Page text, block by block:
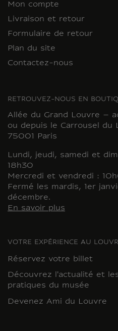
Mon compte
Livraison et retour
Formulaire de retour
Plan du site
Contactez-nous
RETROUVEZ-NOUS EN
Allée du Grand Louvre –
ou depuis le Carrousel du
75001 Paris
Lundi, jeudi, samedi et
18h30
Mercredi et vendredi :
Fermé les mardis, 1er
décembre.
En savoir plus
VOTRE EXPÉRIENCE AU
Réservez votre billet
Découvrez l'actualité et
pratiques du musée
Devenez Ami du Louvre